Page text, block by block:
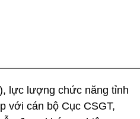
lực lượng chức năng tỉnh
với cán bộ Cục CSGT,